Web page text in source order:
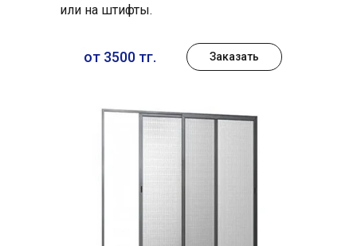
или на штифты.
от 3500 тг. Заказать